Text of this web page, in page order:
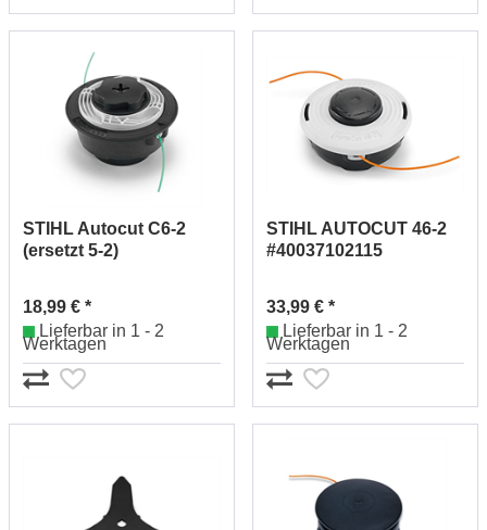
STIHL Autocut C6-2
(ersetzt 5-2)
18,99 € *
Lieferbar in 1 - 2
Werktagen
STIHL AUTOCUT 46-2
#40037102115
33,99 € *
Lieferbar in 1 - 2
Werktagen